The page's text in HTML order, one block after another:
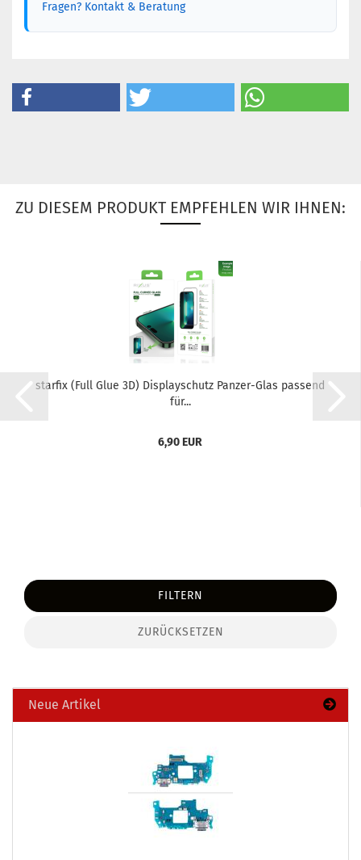
Fragen? Kontakt & Beratung
ZU DIESEM PRODUKT EMPFEHLEN WIR IHNEN:
star­fix (Full Glue 3D) Dis­play­schutz Panzer-​​Glas pas­send
für...
6,90 EUR
FILTERN
ZURÜCKSETZEN
Neue Artikel